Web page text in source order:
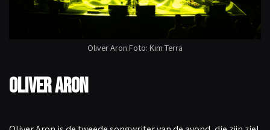
Oliver Aron Foto: Kim Terra
Oliver Aron